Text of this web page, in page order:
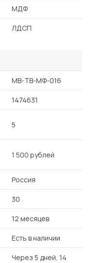
МДФ
ЛДСП
MB-ТВ-МФ-016
1474631
5
1 500 рублей
Россия
30
12 месяцев
Есть в наличии
Через 5 дней, 14